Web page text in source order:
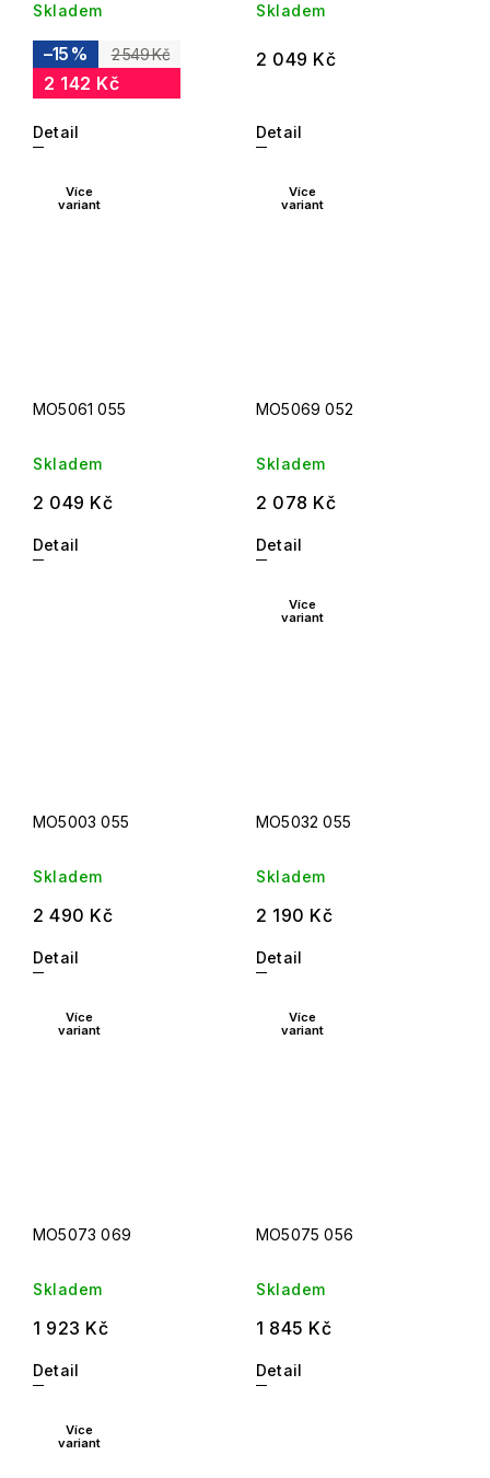
Skladem
2 549 Kč
–15 %
2 142 Kč
Detail
Skladem
2 049 Kč
Detail
Více
variant
MO5061 055
Skladem
2 049 Kč
Detail
Více
variant
MO5069 052
Skladem
2 078 Kč
Detail
MO5003 055
Skladem
2 490 Kč
Detail
Více
variant
MO5032 055
Skladem
2 190 Kč
Detail
Více
variant
MO5073 069
Skladem
1 923 Kč
Detail
Více
variant
MO5075 056
Skladem
1 845 Kč
Detail
Více
variant